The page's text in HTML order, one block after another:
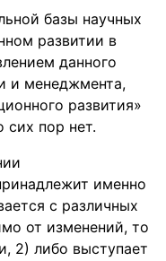
базы научных
развитии в
данного
и менеджмента,
развития»
сих пор нет.
именно
с различных
от изменений, то
2) либо выступает